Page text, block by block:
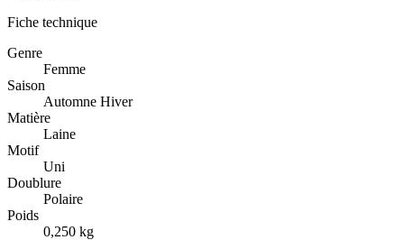
Fiche technique
Genre
Femme
Saison
Automne Hiver
Matière
Laine
Motif
Uni
Doublure
Polaire
Poids
0,250 kg